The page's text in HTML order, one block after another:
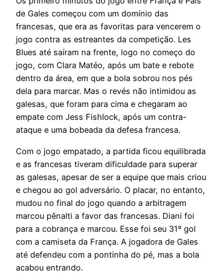
de Gales começou com um domínio das
francesas, que era as favoritas para vencerem o
jogo contra as estreantes da competição. Les
Blues até saíram na frente, logo no começo do
jogo, com Clara Matéo, após um bate e rebote
dentro da área, em que a bola sobrou nos pés
dela para marcar. Mas o revés não intimidou as
galesas, que foram para cima e chegaram ao
empate com Jess Fishlock, após um contra-
ataque e uma bobeada da defesa francesa.
Com o jogo empatado, a partida ficou equilibrada
e as francesas tiveram dificuldade para superar
as galesas, apesar de ser a equipe que mais criou
e chegou ao gol adversário. O placar, no entanto,
mudou no final do jogo quando a arbitragem
marcou pênalti a favor das francesas. Diani foi
para a cobrança e marcou. Esse foi seu 31º gol
com a camiseta da França. A jogadora de Gales
até defendeu com a pontinha do pé, mas a bola
acabou entrando.